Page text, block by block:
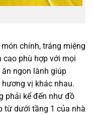
chính, tráng miệng
phù hợp với mọi
ngon lành giúp
vị khác nhau.
phải kể đến như đồ
từ dưới tầng 1 của nhà